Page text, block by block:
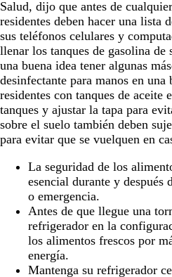
Salud, dijo que antes de
residentes deben hacer una lista
sus teléfonos celulares y
llenar los tanques de gasolina de
una buena idea tener algunas
desinfectante para manos en
residentes con tanques de aceite
tanques y ajustar la tapa para
sobre el suelo también deben
para evitar que se vuelquen en
La seguridad de los
esencial durante y después
o emergencia.
Antes de que llegue una
refrigerador en la
los alimentos frescos por
energía.
Mantenga su refrigerador